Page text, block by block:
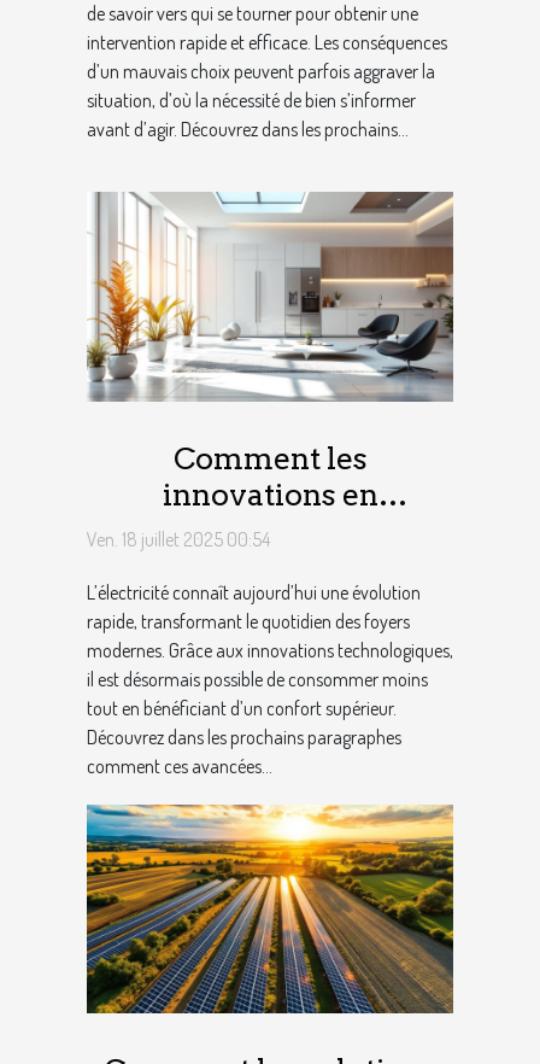
de savoir vers qui se tourner pour obtenir une
intervention rapide et efficace. Les conséquences
d’un mauvais choix peuvent parfois aggraver la
situation, d’où la nécessité de bien s’informer
avant d’agir. Découvrez dans les prochains...
Comment les
innovations en
électricité renforcent
des foyers ?
Ven. 18 juillet 2025 00:54
L’électricité connaît aujourd’hui une évolution
rapide, transformant le quotidien des foyers
modernes. Grâce aux innovations technologiques,
il est désormais possible de consommer moins
tout en bénéficiant d’un confort supérieur.
Découvrez dans les prochains paragraphes
comment ces avancées...